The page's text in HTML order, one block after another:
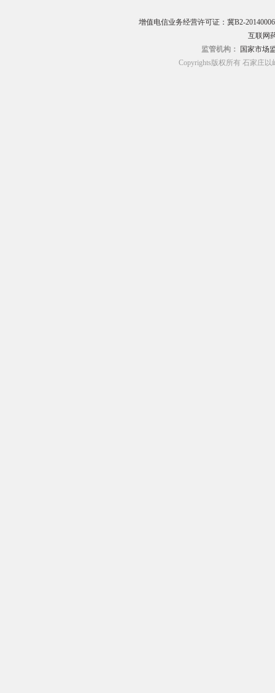
增值电信业务经营许可证：冀B2-20140006
互联网
监管机构：
国家市场
Copyrights版权所有 石家庄